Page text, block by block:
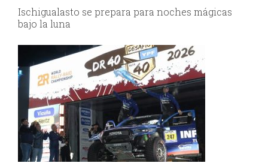
Ischigualasto se prepara para noches mágicas
bajo la luna